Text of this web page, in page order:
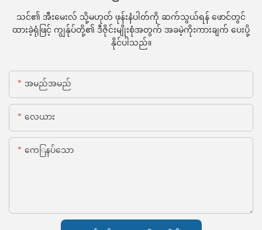
သင်၏ အီးမေးလ် သို့မဟုတ် ဖုန်းနံပါတ်ကို ဆက်သွယ်ရန် ဖောင်တွင်
ထားခဲ့ရုံဖြင့် ကျွန်ုပ်တို့၏ ဒီဇိုင်းမျိုးစုံအတွက် အခမဲ့ကိုးကားချက် ပေးပို့
နိုင်ပါသည်။
အမည်အမည်
လေယား
ကေြနပ်သော